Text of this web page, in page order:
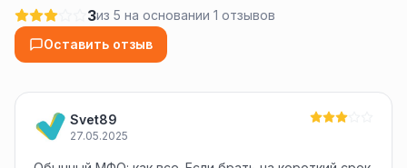
3из 5 на основании 1 отзывов
Оставить отзыв
Svet89
27.05.2025